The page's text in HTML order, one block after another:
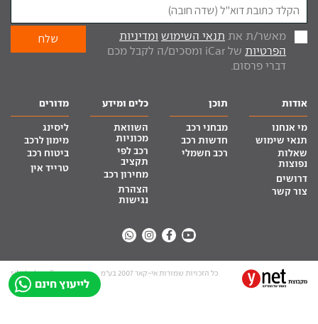
לייעוץ חינם
מאשר/ת את תנאי השימוש ומדיניות
הפרטיות
של iCar ומסכים/ה לקבל מכם
דברי פרסום.
אודות
מי אנחנו
תנאי שימוש
שאלות
נפוצות
דרושים
צור קשר
תוכן
מבחני רכב
חדשות רכב
רכב חשמלי
כלים ומידע
השוואת
מכוניות
רכב לפי
תקציב
מחירון רכב
הצהרת
נגישות
מדורים
ליסינג
מימון לרכב
ביטוח רכב
טרייד אין
כל הזכויות שמורות אי-קאר 2007 בע”מ site by tq.soft